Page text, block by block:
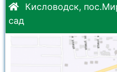
Кисловодск,
сад